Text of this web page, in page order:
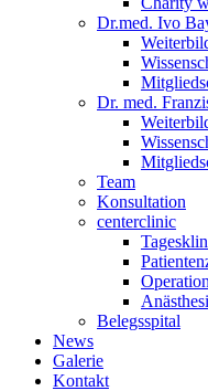
Dr.med. Ivo
Dr. med.
Team
Konsultation
centerclinic
Belegsspital
News
Galerie
Kontakt